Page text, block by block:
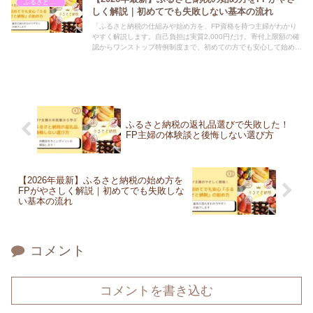
しく解説｜初めてでも失敗しない基本の流れ
「ふるさと納税の仕組みや始め方を、FP資格を持つ主婦がわかり
やすく解説します。自己負担は実質2,000円だけ。寄付上限額の確
認からワンストップ特例制度まで、初めての方でも安心して始めら
ふるさと納税の返礼品選びで失敗した！
FP主婦の体験談と後悔しない選び方
【2026年最新】ふるさと納税の始め方を
FPがやさしく解説｜初めてでも失敗しな
い基本の流れ
コメント
コメントを書き込む